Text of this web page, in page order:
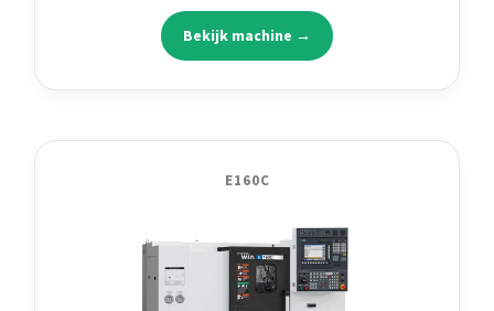
Bekijk machine →
E160C